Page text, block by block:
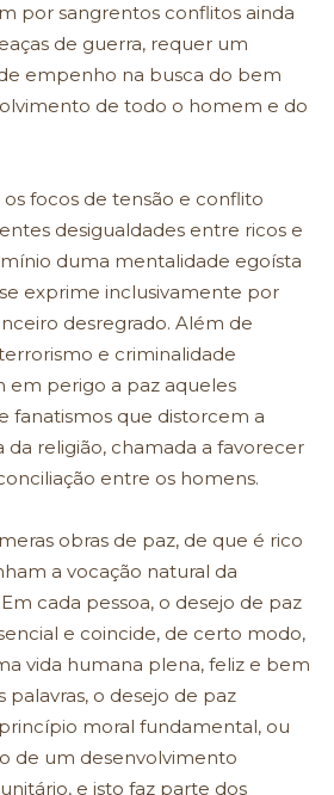
por sangrentos conflitos ainda
de guerra, requer um
empenho na busca do bem
de todo o homem e do
focos de tensão e conflito
desigualdades entre ricos e
duma mentalidade egoísta
exprime inclusivamente por
desregrado. Além de
e criminalidade
em perigo a paz aqueles
fanatismos que distorcem a
da religião, chamada a favorecer
entre os homens.
obras de paz, de que é rico
a vocação natural da
cada pessoa, o desejo de paz
e coincide, de certo modo,
vida humana plena, feliz e bem
palavras, o desejo de paz
moral fundamental, ou
de um desenvolvimento
e isto faz parte dos